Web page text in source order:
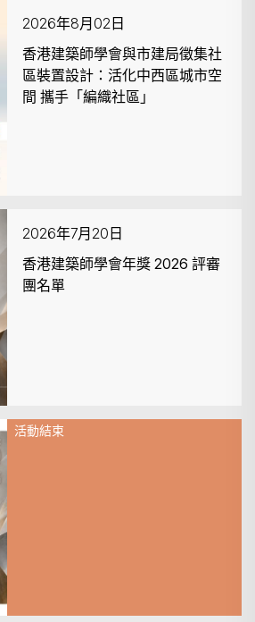
2026年8月02日
香港建築師學會與市建局徵集社
區裝置設計：活化中西區城市空
間 攜手「編織社區」
2026年7月20日
香港建築師學會年獎 2026 評審
團名單
活動結束